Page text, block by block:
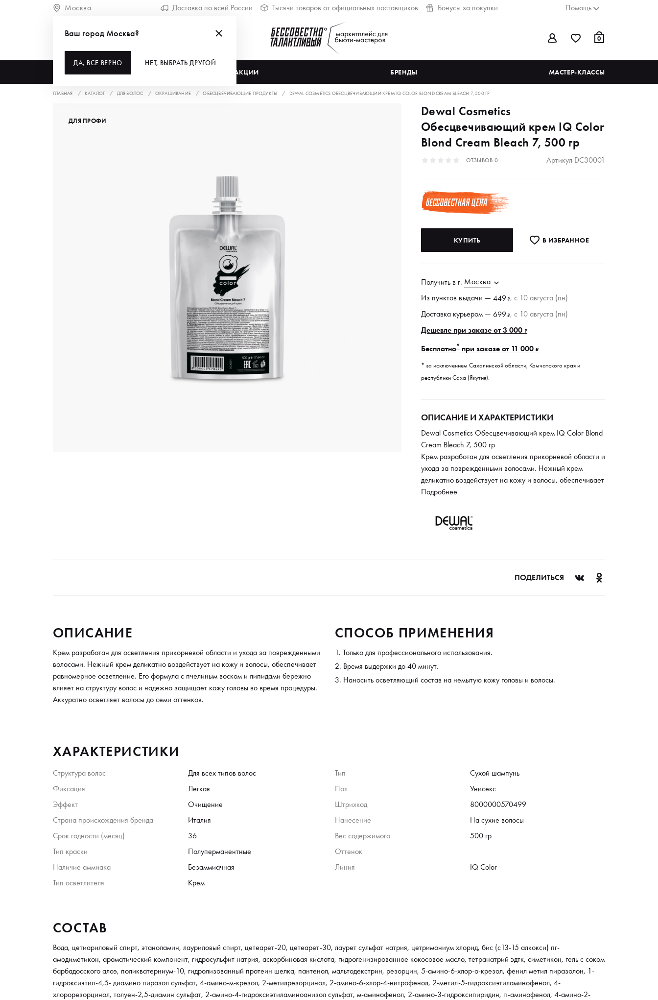
Москва Доставка по всей России Тысячи товаров от официальных поставщиков Бонусы за покупки Помощь
0
АКЦИИ БРЕНДЫ МАСТЕР-КЛАССЫ
Ваш город Москва?
ДА, ВСЕ ВЕРНО НЕТ, ВЫБРАТЬ ДРУГОЙ
ГЛАВНАЯ КАТАЛОГ ДЛЯ ВОЛОС ОКРАШИВАНИЕ ОБЕСЦВЕЧИВАЮЩИЕ ПРОДУКТЫ DEWAL COSMETICS ОБЕСЦВЕЧИВАЮЩИЙ КРЕМ IQ COLOR BLOND CREAM BLEACH 7, 500 ГР
ДЛЯ ПРОФИ
Dewal Cosmetics
Обесцвечивающий крем IQ Color
Blond Cream Bleach 7, 500 гр
ОТЗЫВОВ 0 Артикул DC30001
КУПИТЬ В ИЗБРАННОE
Получить в г. Москва
Из пунктов выдачи —449₽, c 10 августа (пн)
Доставка курьером —699₽, c 10 августа (пн)
Дешевле при заказе от 3 000₽
Бесплатно* при заказе от 11 000₽
* за исключением Сахалинской области, Камчатского края и
республики Саха (Якутия).
ОПИСАНИЕ И ХАРАКТЕРИСТИКИ
Dewal Cosmetics Обесцвечивающий крем IQ Color Blond
Cream Bleach 7, 500 гр
Крем разработан для осветления прикорневой области и
ухода за поврежденными волосами. Нежный крем
деликатно воздействует на кожу и волосы, обеспечивает
равномерное осветление. Его формула с пчелиным
надежно защищает кожу головы во время процедуры.
Аккуратно осветляет волосы до семи оттенков.
Подробнее
ПОДЕЛИТЬСЯ
ОПИСАНИЕ
Крем разработан для осветления прикорневой области и ухода за поврежденными
волосами. Нежный крем деликатно воздействует на кожу и волосы, обеспечивает
равномерное осветление. Его формула с пчелиным воском и липидами бережно
влияет на структуру волос и надежно защищает кожу головы во время процедуры.
Аккуратно осветляет волосы до семи оттенков.
СПОСОБ ПРИМЕНЕНИЯ
Только для профессионального использования.
Время выдержки до 40 минут.
Наносить осветляющий состав на немытую кожу головы и волосы.
ХАРАКТЕРИСТИКИ
Структура волос Для всех типов волос Тип
Сухой шампунь
Фиксация
Легкая Пол
Унисекс
Эффект
Очищение Штрихкод
8000000570499
Страна происхождения бренда
Италия Нанесение
На сухие волосы
Срок годности (месяц)
36 Вес содержимого
500 гр
Тип краски
Полуперманентные
Оттенок
Наличие аммиака
Безаммиачная Линия
IQ Color
Тип осветлителя
Крем
СОСТАВ
Вода, цетиариловый спирт, этаноламин, лауриловый спирт, цетеарет-20, цетеарет-30, лаурет сульфат натрия, цетримониум хлорид, бис (с13-15 алкокси) пг-
амодиметикон, ароматический компонент, гидросульфит натрия, аскорбиновая кислота, гидрогенизированное кокосовое масло, тетранатрий эдтк, симетикон, гель с соком
барбадосского алоэ, поликватерниум-10, гидролизованный протеин шелка, пантенол, мальтодекстрин, резорцин, 5-амино-6-хлор-o-крезол, фенил метил пиразолон, 1-
гидроксиэтил-4,5- диамино пиразол сульфат, 4-амино-м-крезол, 2-метилрезорцинол, 2-амино-6-хлор-4-нитрофенол, 2-метил-5-гидроксиэтиламинофенол, 4-
хлорорезорцинол, толуен-2,5-диамин сульфат, 2-амино-4-гидроксиэтиламиноанизол сульфат, м-аминофенол, 2-амино-3-гидроксипиридин, п-аминофенол, 4-амино-2-